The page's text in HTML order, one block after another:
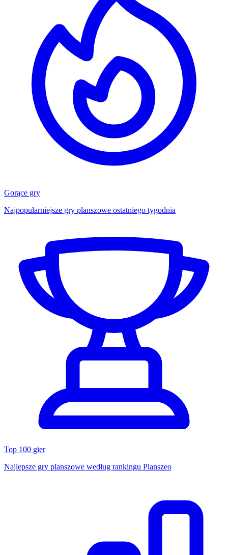
Gorące gry
Najpopularniejsze gry planszowe ostatniego tygodnia
Top 100 gier
Najlepsze gry planszowe według rankingu Planszeo